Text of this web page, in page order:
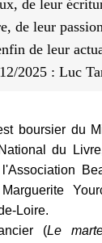
de leur
de leur
de leur
2025 : Luc
boursier du
du
Loire.
(Le